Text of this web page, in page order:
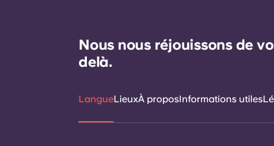
Nous nous réjouissons de
delà.
LangueLieuxÀ proposInformations utiles